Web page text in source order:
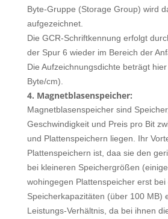
Byte-Gruppe (Storage Group) wird
aufgezeichnet.
Die GCR-Schriftkennung erfolgt
der Spur 6 wieder im Bereich der
Die Aufzeichnungsdichte beträgt
Byte/cm).
4. Magnetblasenspeicher:
Magnetblasenspeicher sind
Geschwindigkeit und Preis pro Bit
und Plattenspeichern liegen. Ihr
Plattenspeichern ist, daa sie den
bei kleineren Speichergrößen
wohingegen Plattenspeicher erst bei
Speicherkapazitäten (über 100 MB)
Leistungs-Verhältnis, da bei ihnen